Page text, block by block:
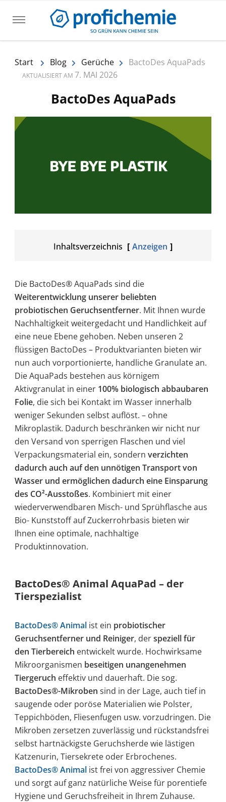
Das Profichemie.com Magazin
Informationen rund um Gerüche,
Start Blog Gerüche BactoDes AquaPads
AKTUALISIERT AM 7. MAI 2026
BactoDes AquaPads
Inhaltsverzeichnis Anzeigen
Die BactoDes® AquaPads sind die
Weiterentwicklung unserer beliebten
probiotischen Geruchsentferner. Mit Ihnen wurde
Nachhaltigkeit weitergedacht und Handlichkeit auf
eine neue Ebene gehoben. Neben unseren 2
flüssigen BactoDes – Produktvarianten bieten wir
nun auch vorportionierte, handliche Granulate an.
Die AquaPads bestehen aus körnigem
Aktivgranulat in einer 100% biologisch abbaubaren
Folie, die sich bei Kontakt im Wasser innerhalb
weniger Sekunden selbst auflöst. – ohne
Mikroplastik. Dadurch beschränken wir nicht nur
den Versand von sperrigen Flaschen und viel
Verpackungsmaterial ein, sondern verzichten
dadurch auch auf den unnötigen Transport von
Wasser und ermöglichen dadurch eine Einsparung
des CO²-Ausstoßes. Kombiniert mit einer
wiederverwendbaren Misch- und Sprühflasche aus
Bio- Kunststoff auf Zuckerrohrbasis bieten wir
Ihnen eine optimale, nachhaltige
Produktinnovation.
BactoDes® Animal AquaPad – der
Tierspezialist
BactoDes® Animal ist ein probiotischer
Geruchsentferner und Reiniger, derspeziell für
den Tierbereich entwickelt wurde. Hochwirksame
Mikroorganismen beseitigen unangenehmen
Tiergeruch effektiv und dauerhaft. Die sog.
BactoDes®-Mikroben sind in der Lage, auch tief in
saugende oder poröse Materialien wie Polster,
Teppichböden, Fliesenfugen usw. vorzudringen. Die
Mikroben zersetzen zuverlässig und rückstandsfrei
selbst hartnäckigste Geruchsherde wie lästigen
Katzenurin, Tiersekrete oder Erbrochenes.
BactoDes® Animal ist frei von aggressiver Chemie
und sorgt auf ganz natürliche Weise für porentiefe
Hygiene und Geruchsfreiheit in Ihrem Zuhause.